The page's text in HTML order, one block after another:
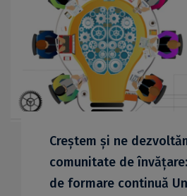
Creștem și ne
comunitate de
de formare continuă